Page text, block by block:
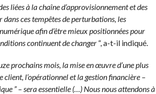
liées à la chaîne d’approvisionnement et des
dans ces tempêtes de perturbations, les
afin d’être mieux positionnées pour
continuent de changer “, a-t-il indiqué.
prochains mois, la mise en œuvre d’une plus
client, l’opérationnel et la gestion financière –
” – sera essentielle (…) Nous nous attendons à